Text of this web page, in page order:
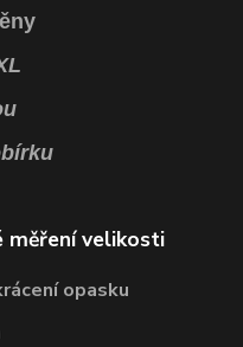
měření velikosti
opasku